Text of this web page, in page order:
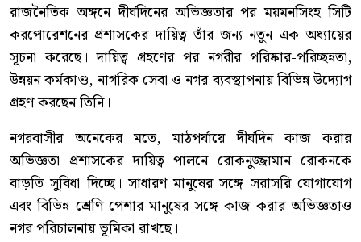
রাজনৈতিক অঙ্গনে দীর্ঘদিনের অভিজ্ঞতার পর ময়মনসিংহ সিটি
করপোরেশনের প্রশাসকের দায়িত্ব তাঁর জন্য নতুন এক অধ্যায়ের
সূচনা করেছে। দায়িত্ব গ্রহণের পর নগরীর পরিষ্কার-পরিচ্ছন্নতা,
উন্নয়ন কর্মকাণ্ড, নাগরিক সেবা ও নগর ব্যবস্থাপনায় বিভিন্ন উদ্যোগ
গ্রহণ করছেন তিনি।
নগরবাসীর অনেকের মতে, মাঠপর্যায়ে দীর্ঘদিন কাজ করার
অভিজ্ঞতা প্রশাসকের দায়িত্ব পালনে রোকনুজ্জামান রোকনকে
বাড়তি সুবিধা দিচ্ছে। সাধারণ মানুষের সঙ্গে সরাসরি যোগাযোগ
এবং বিভিন্ন শ্রেণি-পেশার মানুষের সঙ্গে কাজ করার অভিজ্ঞতাও
নগর পরিচালনায় ভূমিকা রাখছে।